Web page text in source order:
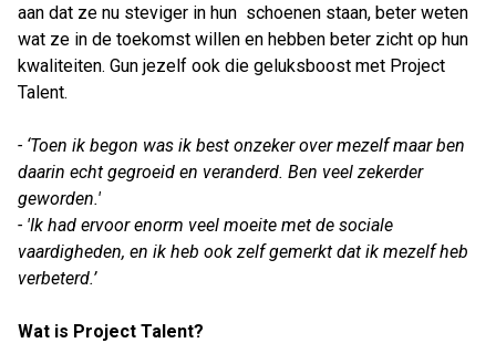
aan dat ze nu steviger in hun schoenen staan, beter weten
wat ze in de toekomst willen en hebben beter zicht op hun
kwaliteiten. Gun jezelf ook die geluksboost met Project
Talent.
- ‘Toen ik begon was ik best onzeker over mezelf maar ben
daarin echt gegroeid en veranderd. Ben veel zekerder
geworden.'
- 'Ik had ervoor enorm veel moeite met de sociale
vaardigheden, en ik heb ook zelf gemerkt dat ik mezelf heb
verbeterd.’
Wat is Project Talent?